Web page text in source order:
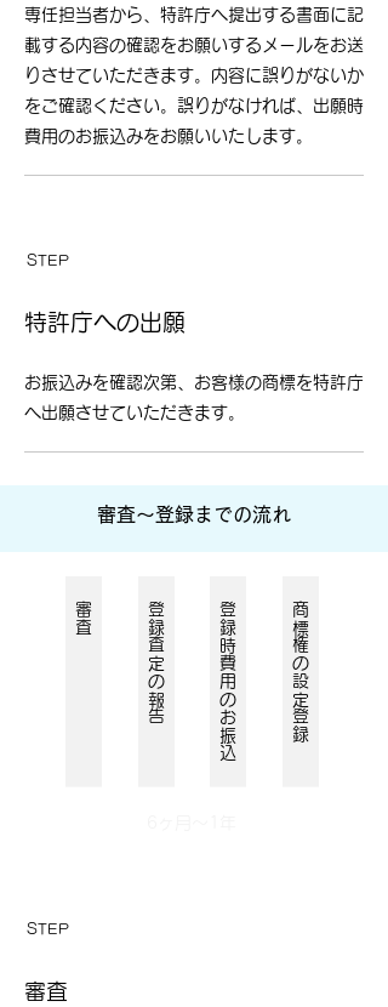
専任担当者から、特許庁へ提出する書面に記
載する内容の確認をお願いするメールをお送
りさせていただきます。内容に誤りがないか
をご確認ください。誤りがなければ、出願時
費用のお振込みをお願いいたします。
​STEP
​特許庁への出願
​お振込みを確認次第、お客様の商標を特許庁
へ出願させていただきます。
​審査～登録までの流れ
​審査 ​登録査定の報告 ​登録時費用のお振込 ​商標権の設定登録
​STEP
審査